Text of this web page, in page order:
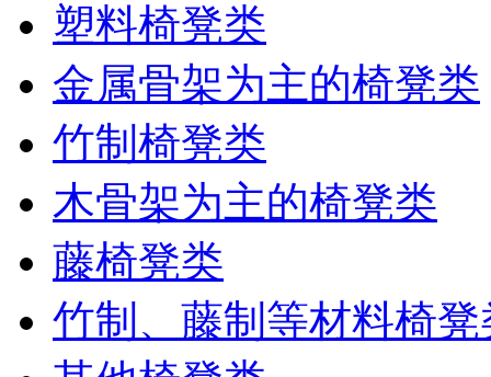
塑料椅凳类
金属骨架为主的椅凳类
竹制椅凳类
木骨架为主的椅凳类
藤椅凳类
竹制、藤制等材料椅凳